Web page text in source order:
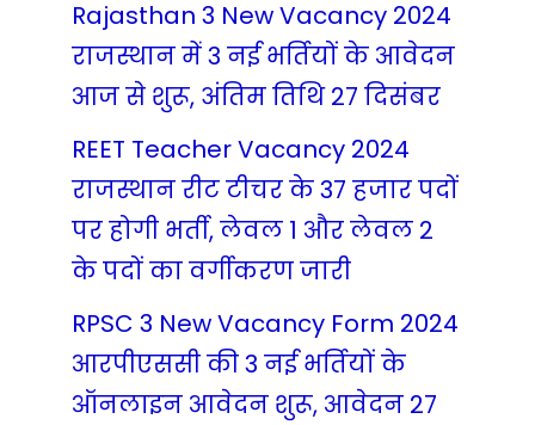
Rajasthan 3 New Vacancy 2024
राजस्थान में 3 नई भर्तियों के आवेदन
आज से शुरू, अंतिम तिथि 27 दिसंबर
REET Teacher Vacancy 2024
राजस्थान रीट टीचर के 37 हजार पदों
पर होगी भर्ती, लेवल 1 और लेवल 2
के पदों का वर्गीकरण जारी
RPSC 3 New Vacancy Form 2024
आरपीएससी की 3 नई भर्तियों के
ऑनलाइन आवेदन शुरू, आवेदन 27